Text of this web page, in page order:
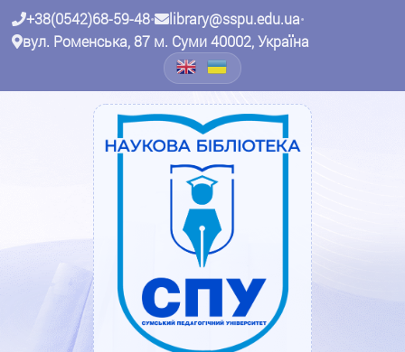
+38(0542)68-59-48• library@sspu.edu.ua•
вул. Роменська, 87 м. Суми 40002, Україна